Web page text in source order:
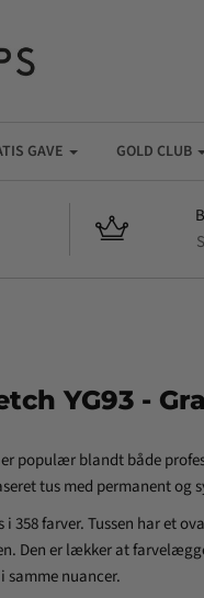
GAVE GOLD CLUB
YG93 -
populær blandt både
tus med permanent og
i 358 farver. Tussen har et
Den erlækker at
samme nuancer.